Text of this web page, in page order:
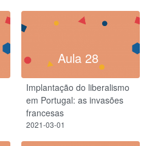
Aula 28
Implantação do liberalismo
em Portugal: as invasões
francesas
2021-03-01